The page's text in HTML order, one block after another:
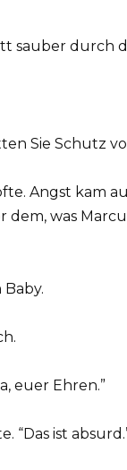
sauber durch
Sie Schutz
Angst kam
dem, was
euer Ehren.”
“Das ist